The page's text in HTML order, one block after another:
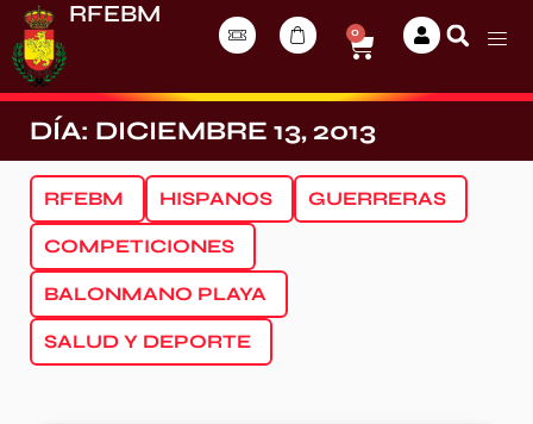
RFEBM
0
DÍA: DICIEMBRE 13, 2013
RFEBM HISPANOS GUERRERAS
COMPETICIONES
BALONMANO PLAYA
SALUD Y DEPORTE